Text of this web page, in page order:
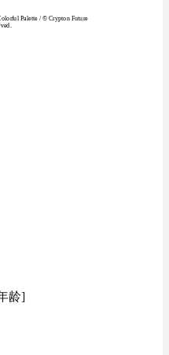
Palette / © Crypton Future
龄]